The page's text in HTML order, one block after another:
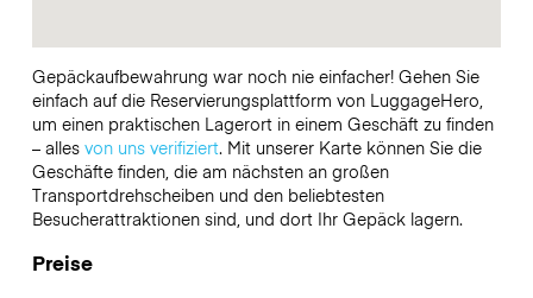
Gepäckaufbewahrung war noch nie einfacher! Gehen Sie
einfach auf die Reservierungsplattform von LuggageHero,
um einen praktischen Lagerort in einem Geschäft zu finden
– alles von uns verifiziert. Mit unserer Karte können Sie die
Geschäfte finden, die am nächsten an großen
Transportdrehscheiben und den beliebtesten
Besucherattraktionen sind, und dort Ihr Gepäck lagern.
Preise